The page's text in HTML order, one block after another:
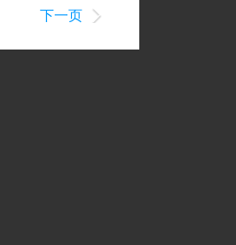
下一页